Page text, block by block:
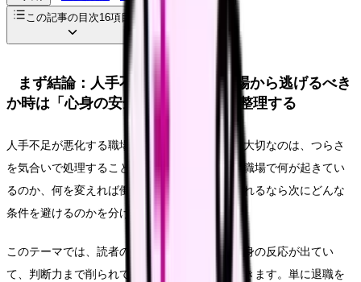
この記事の目次16項目
まず結論：人手不足が悪化する職場から逃げるべき
か時は「心身の安全」の問題として整理する
人手不足が悪化する職場から逃げるべきか時に大切なのは、つらさ
を気合いで処理することではありません。今の職場で何が起きてい
るのか、何を変えれば働き続けられるのか、離れるなら次にどんな
条件を避けるのかを分けて考えることです。
このテーマでは、読者の中心を「出勤前から心身の反応が出てい
て、判断力まで削られている看護師さん」に置きます。単に退職を